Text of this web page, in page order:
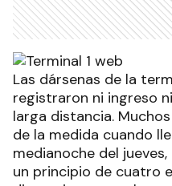
Las dársenas de la
registraron ni ingreso
larga distancia.
de la medida cuando
medianoche del
un principio de cuatro